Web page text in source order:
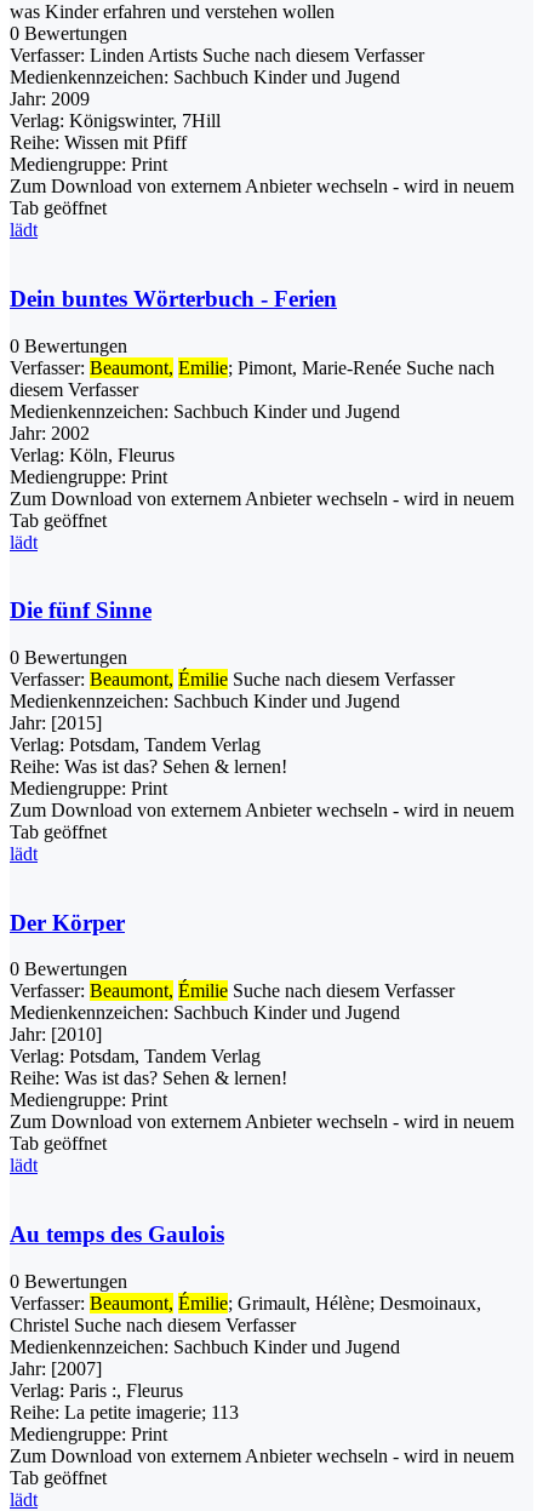
was Kinder erfahren und verstehen wollen
0 Bewertungen
Verfasser: Linden Artists Suche nach diesem Verfasser
Medienkennzeichen: Sachbuch Kinder und Jugend
Jahr: 2009
Verlag: Königswinter, 7Hill
Reihe: Wissen mit Pfiff
Mediengruppe: Print
Zum Download von externem Anbieter wechseln - wird in neuem
Tab geöffnet
lädt
Dein buntes Wörterbuch - Ferien
0 Bewertungen
Verfasser: Beaumont, Emilie; Pimont, Marie-Renée Suche nach
diesem Verfasser
Medienkennzeichen: Sachbuch Kinder und Jugend
Jahr: 2002
Verlag: Köln, Fleurus
Mediengruppe: Print
Zum Download von externem Anbieter wechseln - wird in neuem
Tab geöffnet
lädt
Die fünf Sinne
0 Bewertungen
Verfasser: Beaumont, Émilie Suche nach diesem Verfasser
Medienkennzeichen: Sachbuch Kinder und Jugend
Jahr: [2015]
Verlag: Potsdam, Tandem Verlag
Reihe: Was ist das? Sehen & lernen!
Mediengruppe: Print
Zum Download von externem Anbieter wechseln - wird in neuem
Tab geöffnet
lädt
Der Körper
0 Bewertungen
Verfasser: Beaumont, Émilie Suche nach diesem Verfasser
Medienkennzeichen: Sachbuch Kinder und Jugend
Jahr: [2010]
Verlag: Potsdam, Tandem Verlag
Reihe: Was ist das? Sehen & lernen!
Mediengruppe: Print
Zum Download von externem Anbieter wechseln - wird in neuem
Tab geöffnet
lädt
Au temps des Gaulois
0 Bewertungen
Verfasser: Beaumont, Émilie; Grimault, Hélène; Desmoinaux,
Christel Suche nach diesem Verfasser
Medienkennzeichen: Sachbuch Kinder und Jugend
Jahr: [2007]
Verlag: Paris :, Fleurus
Reihe: La petite imagerie; 113
Mediengruppe: Print
Zum Download von externem Anbieter wechseln - wird in neuem
Tab geöffnet
lädt